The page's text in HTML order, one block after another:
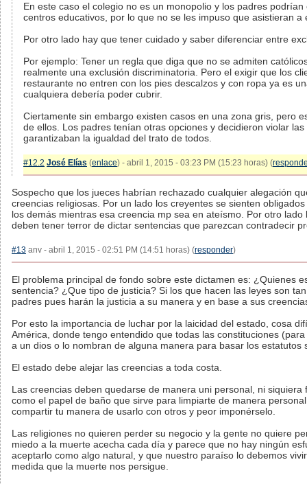
En este caso el colegio no es un monopolio y los padres
centros educativos, por lo que no se les impuso que asistieran a
Por otro lado hay que tener cuidado y saber diferenciar entre
Por ejemplo: Tener un regla que diga que no se admiten
realmente una exclusión discriminatoria. Pero el exigir que los
restaurante no entren con los pies descalzos y con ropa ya es
cualquiera debería poder cubrir.
Ciertamente sin embargo existen casos en una zona gris, pero
de ellos. Los padres tenían otras opciones y decidieron violar
garantizaban la igualdad del trato de todos.
#12.2 José Elías (enlace) - abril 1, 2015 - 03:23 PM (15:23 horas) (
Sospecho que los jueces habrían rechazado cualquier alegación
creencias religiosas. Por un lado los creyentes se sienten
los demás mientras esa creencia mp sea en ateísmo. Por otro
deben tener terror de dictar sentencias que parezcan contradecir
#13 anv - abril 1, 2015 - 02:51 PM (14:51 horas) (responder)
El problema principal de fondo sobre este dictamen es: ¿Quienes
sentencia? ¿Que tipo de justicia? Si los que hacen las leyes son
padres pues harán la justicia a su manera y en base a sus
Por esto la importancia de luchar por la laicidad del estado, cosa
América, donde tengo entendido que todas las constituciones
a un dios o lo nombran de alguna manera para basar los estatutos
El estado debe alejar las creencias a toda costa.
Las creencias deben quedarse de manera uni personal, ni siquiera
como el papel de baño que sirve para limpiarte de manera
compartir tu manera de usarlo con otros y peor imponérselo.
Las religiones no quieren perder su negocio y la gente no quiere
miedo a la muerte acecha cada día y parece que no hay ningún
aceptarlo como algo natural, y que nuestro paraíso lo debemos
medida que la muerte nos persigue.